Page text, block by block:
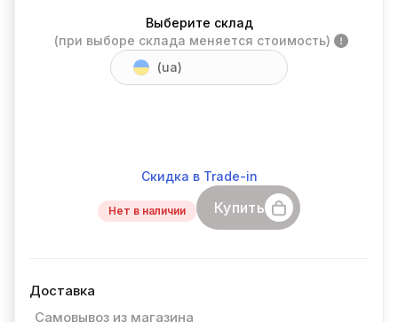
Выберите склад
(при выборе склада меняется стоимость)
(ua)
Скидка в Trade-in
Нет в наличии Купить
Доставка
Самовывоз из магазина